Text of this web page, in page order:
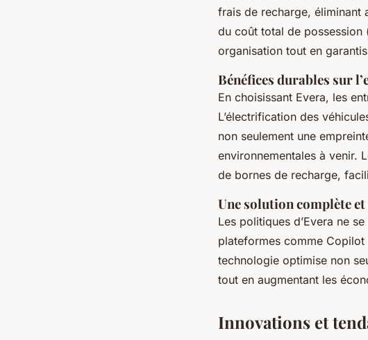
frais de recharge, éliminant
du coût total de possession
organisation tout en
Bénéfices durables sur
En choisissant Evera, les
L’électrification des
non seulement une
environnementales à venir.
de bornes de recharge,
Une solution complète
Les politiques d’Evera ne
plateformes comme
technologie optimise non
tout en augmentant les
Innovations et